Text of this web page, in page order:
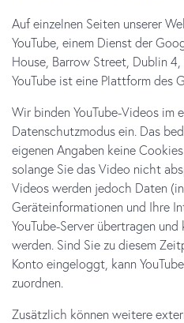
Auf einzelnen Seiten unserer
YouTube, einem Dienst der
House, Barrow Street, Dublin
YouTube ist eine Plattform des
Wir binden YouTube-Videos im
Datenschutzmodus ein. Das
eigenen Angaben keine
solange Sie das Video nicht
Videos werden jedoch Daten
Geräteinformationen und Ihre
YouTube-Server übertragen
werden. Sind Sie zu diesem
Konto eingeloggt, kann
zuordnen.
Zusätzlich können weitere